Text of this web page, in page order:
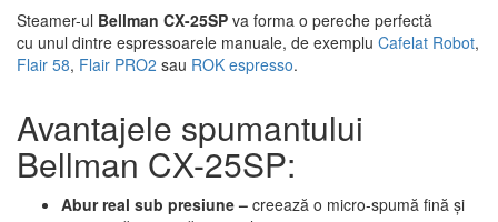
Steamer-ul Bellman CX-25SP va forma o pereche perfectă
cu unul dintre espressoarele manuale, de exemplu Cafelat Robot,
Flair 58, Flair PRO2 sau ROK espresso.
Avantajele spumantului
Bellman CX-25SP:
Abur real sub presiune – creează o micro-spumă fină și